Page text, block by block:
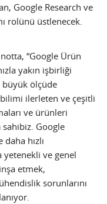
Google Research ve
rolünü üstlenecek.
“Google Ürün
yakın işbirliği
büyük ölçüde
ilerleten ve çeşitli
ve ürünleri
Google
hızlı
yetenekli ve genel
etmek,
sorunlarını